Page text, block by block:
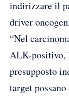
indirizzare il
driver
“Nel
ALK-positivo,
presupposto
target